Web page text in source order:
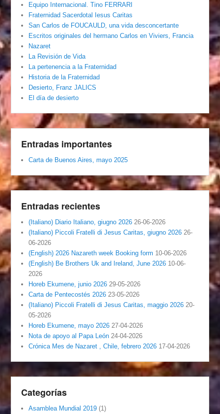
Equipo Internacional. Tino FERRARI
Fraternidad Sacerdotal Iesus Caritas
San Carlos de FOUCAULD, una vida desconcertante
Escritos originales del hermano Carlos en Viviers, Francia
Nazaret
La Revisión de Vida
La pertenencia a la Fraternidad
Historia de la Fraternidad
Desierto, Franz JALICS
El día de desierto
Entradas importantes
Carta de Buenos Aires, mayo 2025
Entradas recientes
(Italiano) Diario Italiano, giugno 2026 26-06-2026
(Italiano) Piccoli Fratelli di Jesus Caritas, giugno 2026 26-
06-2026
(English) 2026 Nazareth week Booking form 10-06-2026
(English) Be Brothers Uk and Ireland, June 2026 10-06-
2026
Horeb Ekumene, junio 2026 29-05-2026
Carta de Pentecostés 2026 23-05-2026
(Italiano) Piccoli Fratelli di Jesus Caritas, maggio 2026 20-
05-2026
Horeb Ekumene, mayo 2026 27-04-2026
Nota de apoyo al Papa León 24-04-2026
Crónica Mes de Nazaret , Chile, febrero 2026 17-04-2026
Categorías
Asamblea Mundial 2019 (1)